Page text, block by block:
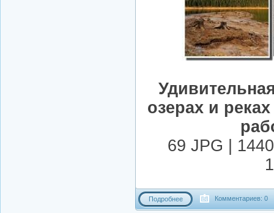
озерах и
69 JPG |
Подробнее Комментариев: 0